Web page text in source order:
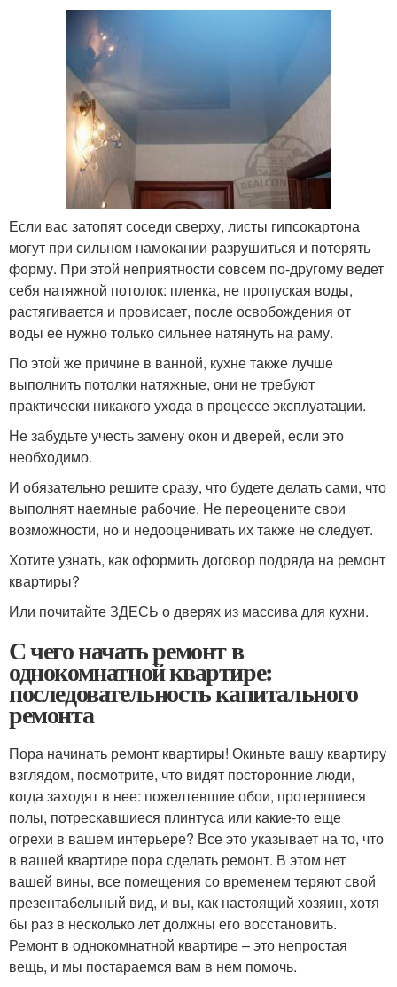
Если вас затопят соседи сверху, листы гипсокартона
могут при сильном намокании разрушиться и потерять
форму. При этой неприятности совсем по-другому ведет
себя натяжной потолок: пленка, не пропуская воды,
растягивается и провисает, после освобождения от
воды ее нужно только сильнее натянуть на раму.
По этой же причине в ванной, кухне также лучше
выполнить потолки натяжные, они не требуют
практически никакого ухода в процессе эксплуатации.
Не забудьте учесть замену окон и дверей, если это
необходимо.
И обязательно решите сразу, что будете делать сами, что
выполнят наемные рабочие. Не переоцените свои
возможности, но и недооценивать их также не следует.
Хотите узнать, как оформить договор подряда на ремонт
квартиры?
Или почитайте ЗДЕСЬ о дверях из массива для кухни.
С чего начать ремонт в
однокомнатной квартире:
последовательность капитального
ремонта
Пора начинать ремонт квартиры! Окиньте вашу квартиру
взглядом, посмотрите, что видят посторонние люди,
когда заходят в нее: пожелтевшие обои, протершиеся
полы, потрескавшиеся плинтуса или какие-то еще
огрехи в вашем интерьере? Все это указывает на то, что
в вашей квартире пора сделать ремонт. В этом нет
вашей вины, все помещения со временем теряют свой
презентабельный вид, и вы, как настоящий хозяин, хотя
бы раз в несколько лет должны его восстановить.
Ремонт в однокомнатной квартире – это непростая
вещь, и мы постараемся вам в нем помочь.